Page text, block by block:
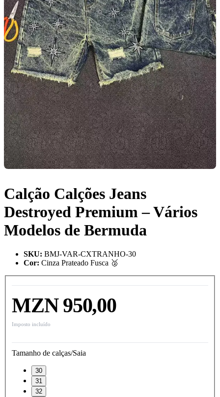
Calção Calções Jeans
Destroyed Premium – Vários
Modelos de Bermuda
SKU: BMJ-VAR-CXTRANHO-30
Cor: Cinza Prateado Fusca 🥈
MZN 950,00
Imposto incluído
Tamanho de calças/Saia
30
31
32